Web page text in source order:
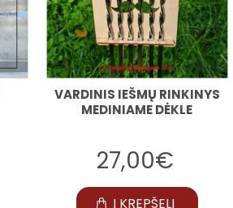
VARDINIS IEŠMŲ RINKINYS
MEDINIAME DĖKLE
27,00€
Į KREPŠELĮ